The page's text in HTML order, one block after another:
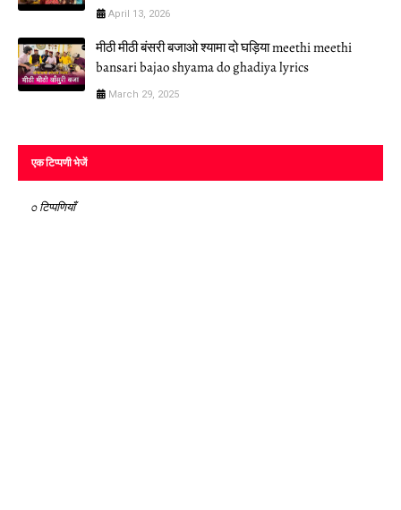
April 13, 2026
मीठी मीठी बंसरी बजाओ श्यामा दो घड़िया meethi meethi
bansari bajao shyama do ghadiya lyrics
March 29, 2025
एक टिप्पणी भेजें
0 टिप्पणियाँ